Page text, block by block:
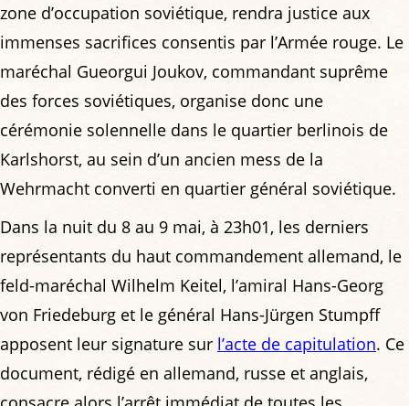
zone d’occupation soviétique, rendra justice aux
immenses sacrifices consentis par l’Armée rouge. Le
maréchal Gueorgui Joukov, commandant suprême
des forces soviétiques, organise donc une
cérémonie solennelle dans le quartier berlinois de
Karlshorst, au sein d’un ancien mess de la
Wehrmacht converti en quartier général soviétique.
Dans la nuit du 8 au 9 mai, à 23h01, les derniers
représentants du haut commandement allemand, le
feld-maréchal Wilhelm Keitel, l’amiral Hans-Georg
von Friedeburg et le général Hans-Jürgen Stumpff
apposent leur signature sur l’acte de capitulation. Ce
document, rédigé en allemand, russe et anglais,